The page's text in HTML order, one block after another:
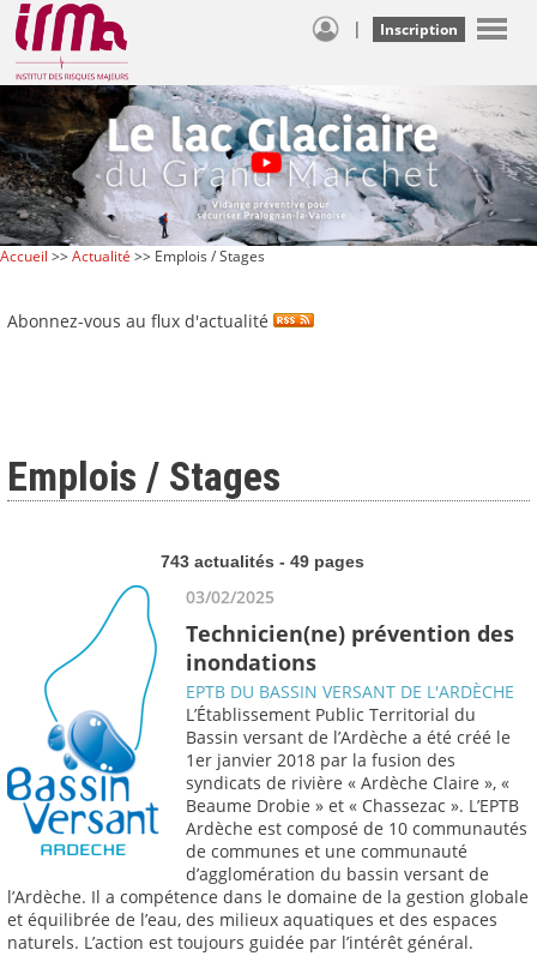
| Inscription
Accueil >>Actualité >> Emplois / Stages
Abonnez-vous au flux d'actualité
Emplois / Stages
743 actualités - 49 pages
03/02/2025
Technicien(ne) prévention des
inondations
EPTB DU BASSIN VERSANT DE L'ARDÈCHE
L’Établissement Public Territorial du
Bassin versant de l’Ardèche a été créé le
1er janvier 2018 par la fusion des
syndicats de rivière « Ardèche Claire », «
Beaume Drobie » et « Chassezac ». L’EPTB
Ardèche est composé de 10 communautés
de communes et une communauté
d’agglomération du bassin versant de
l’Ardèche. Il a compétence dans le domaine de la gestion globale
et équilibrée de l’eau, des milieux aquatiques et des espaces
naturels. L’action est toujours guidée par l’intérêt général.